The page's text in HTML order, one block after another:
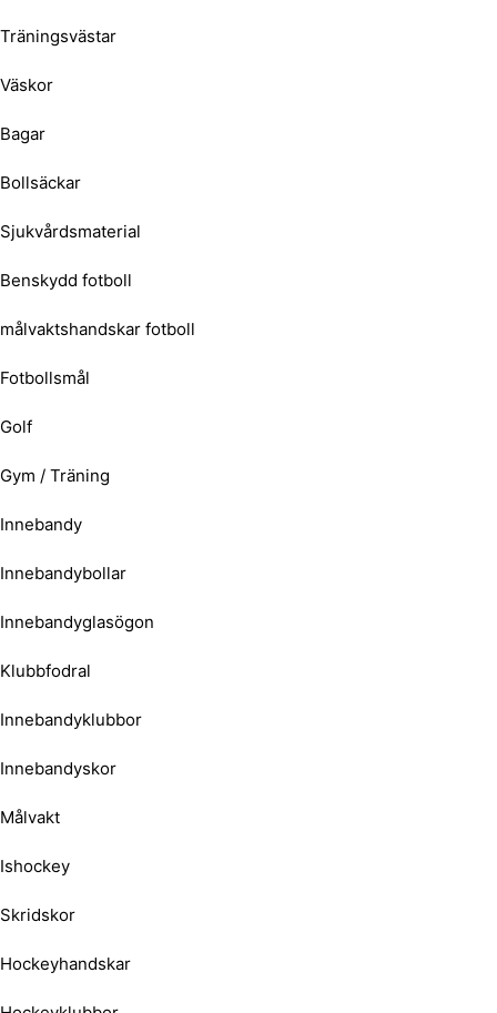
Träningsvästar
Väskor
Bagar
Bollsäckar
Sjukvårdsmaterial
Benskydd fotboll
målvaktshandskar fotboll
Fotbollsmål
Golf
Gym / Träning
Innebandy
Innebandybollar
Innebandyglasögon
Klubbfodral
Innebandyklubbor
Innebandyskor
Målvakt
Ishockey
Skridskor
Hockeyhandskar